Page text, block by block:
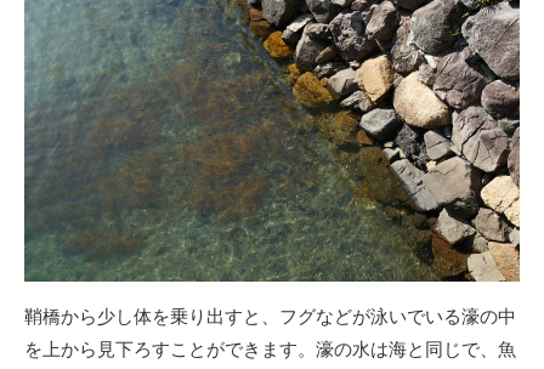
鞘橋から少し体を乗り出すと、フグなどが泳いでいる濠の中
を上から見下ろすことができます。濠の水は海と同じで、魚